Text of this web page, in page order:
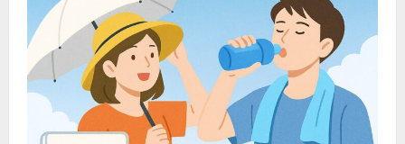
ま
で
使
え
る
安
全
の
必
携